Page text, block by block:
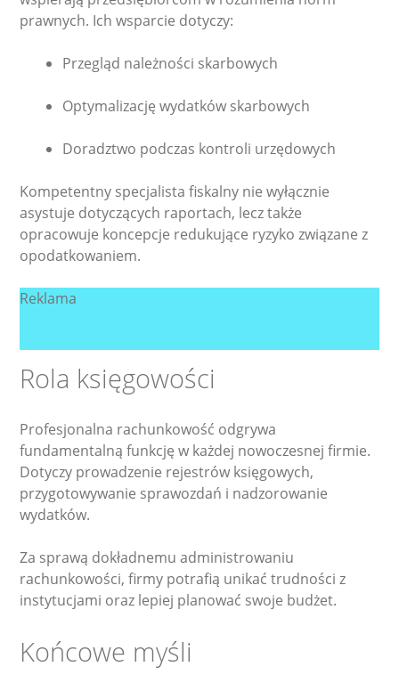
prawnych. Ich wsparcie dotyczy:
Przegląd należności skarbowych
Optymalizację wydatków skarbowych
Doradztwo podczas kontroli urzędowych
Kompetentny specjalista fiskalny nie wyłącznie
asystuje dotyczących raportach, lecz także
opracowuje koncepcje redukujące ryzyko związane z
opodatkowaniem.
Reklama
Rola księgowości
Profesjonalna rachunkowość odgrywa
fundamentalną funkcję w każdej nowoczesnej firmie.
Dotyczy prowadzenie rejestrów księgowych,
przygotowywanie sprawozdań i nadzorowanie
wydatków.
Za sprawą dokładnemu administrowaniu
rachunkowości, firmy potrafią unikać trudności z
instytucjami oraz lepiej planować swoje budżet.
Końcowe myśli